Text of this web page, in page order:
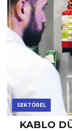
SEKTÖREL
KABLO